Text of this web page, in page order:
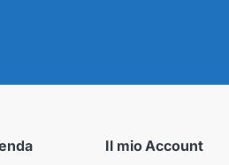
Il mio Account